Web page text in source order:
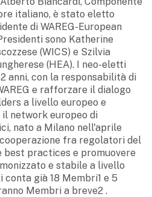
italiano, è stato eletto
di WAREG-European
sono Katherine
(WICS) e Szilvia
(HEA). I neo-eletti
anni, con la responsabilità di
e rafforzare il dialogo
a livello europeo e
il network europeo di
nato a Milano nell'aprile
fra regolatori del
best practices e promuovere
e stabile a livello
conta già 18 Membri1 e 5
Membri a breve2 .